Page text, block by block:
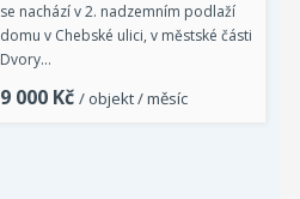
se nachází v 2. nadzemním podlaží
domu v Chebské ulici, v městské části
Dvory…
9 000 Kč / objekt / měsíc